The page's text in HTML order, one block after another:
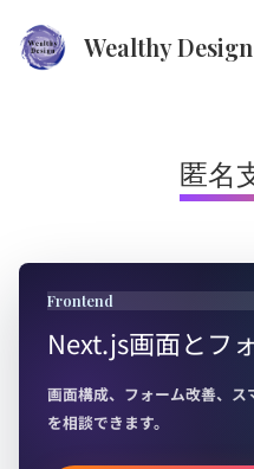
Wealthy Design
匿名
Frontend
Next.js画面とフ
画面構成、フォーム改善、
を相談できます。